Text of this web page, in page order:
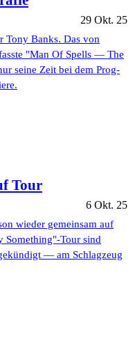
29 Okt. 25
Tony Banks. Das von
"Man Of Spells — The
seine Zeit bei dem Prog-
Tour
6 Okt. 25
wieder gemeinsam auf
Something"-Tour sind
— am Schlagzeug